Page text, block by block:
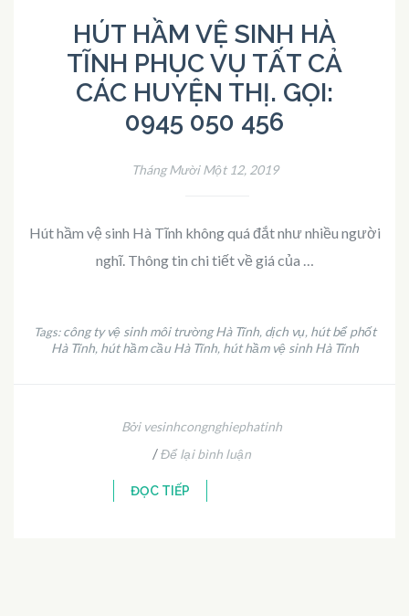
HÚT HẦM VỆ SINH HÀ
TĨNH PHỤC VỤ TẤT CẢ
CÁC HUYỆN THỊ. GỌI:
0945 050 456
Tháng Mười Một 12, 2019
Hút hầm vệ sinh Hà Tĩnh không quá đắt như nhiều người
nghĩ. Thông tin chi tiết về giá của …
Tags:công ty vệ sinh môi trường Hà Tĩnh, dịch vụ, hút bể phốt
Hà Tĩnh, hút hầm cầu Hà Tĩnh, hút hầm vệ sinh Hà Tĩnh
Bởi vesinhcongnghiephatinh
/Để lại bình luận
ĐỌC TIẾP